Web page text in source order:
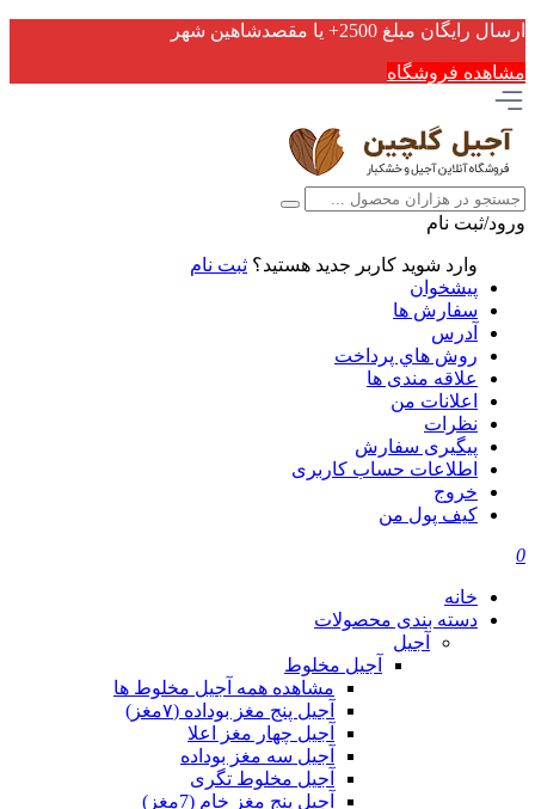
ارسال رایگان مبلغ 2500+ یا مقصدشاهین شهر
مشاهده فروشگاه
ورود/ثبت نام
وارد شوید کاربر جدید هستید؟ ثبت نام
پیشخوان
سفارش ها
آدرس
روش هاي پرداخت
علاقه مندی ها
اعلانات من
نظرات
پیگیری سفارش
اطلاعات حساب كاربری
خروج
کیف پول من
0
خانه
دسته بندی محصولات
آجیل
آجیل مخلوط
مشاهده همه آجیل مخلوط ها
آجیل پنج مغز بوداده (۷مغز)
آجیل چهار مغز اعلا
آجیل سه مغز بوداده
آجیل مخلوط تگری
آجیل پنج مغز خام (7مغز)